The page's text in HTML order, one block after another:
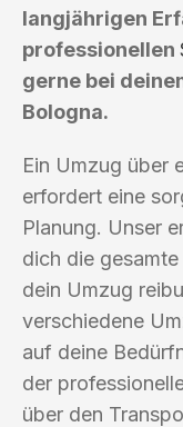
langjährigen
professionellen
gerne bei
Bologna.
Ein Umzug über
erfordert eine
Planung. Unser
dich die
dein Umzug
verschiedene
auf deine
der
über den